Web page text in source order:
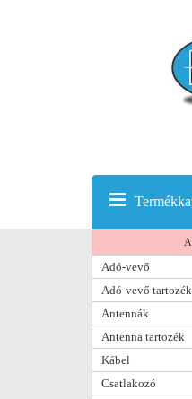
Adó-vevő
Adó-vevő tartozék
Antennák
Antenna tartozék
Kábel
Csatlakozó